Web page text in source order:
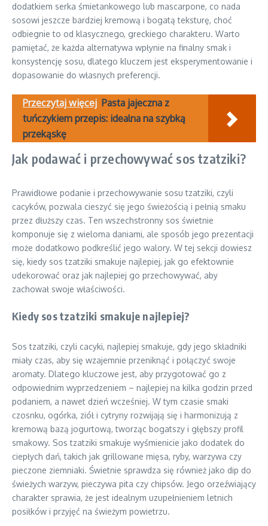
dodatkiem serka śmietankowego lub mascarpone, co nada
sosowi jeszcze bardziej kremową i bogatą teksturę, choć
odbiegnie to od klasycznego, greckiego charakteru. Warto
pamiętać, że każda alternatywa wpłynie na finalny smak i
konsystencję sosu, dlatego kluczem jest eksperymentowanie i
dopasowanie do własnych preferencji.
Przeczytaj więcej Pasta jajeczna z
tuńczykiem przepis: idealna na szybką
przekąskę
Jak podawać i przechowywać sos tzatziki?
Prawidłowe podanie i przechowywanie sosu tzatziki, czyli
cacyków, pozwala cieszyć się jego świeżością i pełnią smaku
przez dłuższy czas. Ten wszechstronny sos świetnie
komponuje się z wieloma daniami, ale sposób jego prezentacji
może dodatkowo podkreślić jego walory. W tej sekcji dowiesz
się, kiedy sos tzatziki smakuje najlepiej, jak go efektownie
udekorować oraz jak najlepiej go przechowywać, aby
zachował swoje właściwości.
Kiedy sos tzatziki smakuje najlepiej?
Sos tzatziki, czyli cacyki, najlepiej smakuje, gdy jego składniki
miały czas, aby się wzajemnie przeniknąć i połączyć swoje
aromaty. Dlatego kluczowe jest, aby przygotować go z
odpowiednim wyprzedzeniem – najlepiej na kilka godzin przed
podaniem, a nawet dzień wcześniej. W tym czasie smaki
czosnku, ogórka, ziół i cytryny rozwijają się i harmonizują z
kremową bazą jogurtową, tworząc bogatszy i głębszy profil
smakowy. Sos tzatziki smakuje wyśmienicie jako dodatek do
ciepłych dań, takich jak grillowane mięsa, ryby, warzywa czy
pieczone ziemniaki. Świetnie sprawdza się również jako dip do
świeżych warzyw, pieczywa pita czy chipsów. Jego orzeźwiający
charakter sprawia, że jest idealnym uzupełnieniem letnich
posiłków i przyjęć na świeżym powietrzu.